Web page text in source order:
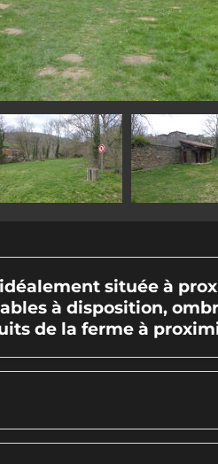
située à
à disposition,
de la ferme à